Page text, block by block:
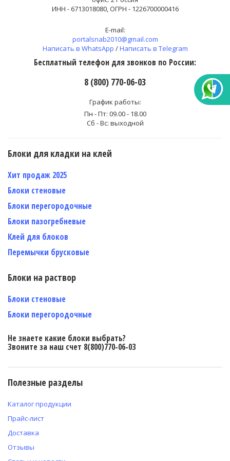
ИНН - 6713018080, ОГРН - 1226700000416
E-mail:
portalsnab2010@gmail.com
Написать в WhatsApp /Написать в Telegram
Бесплатный телефон для звонков по России:
8 (800) 770-06-03
График работы:
Пн - Пт: 09.00 - 18.00
Сб - Вс: выходной
Блоки для кладки на клей
Хит продаж 2025
Блоки стеновые
Блоки перегородочные
Блоки пазогребневые
Клей для блоков
Перемычки брусковые
Блоки на раствор
Блоки стеновые
Блоки перегородочные
Не знаете какие блоки выбрать?
Звоните за наш счет 8(800)770-06-03
Полезные разделы
Каталог продукции
Прайс-лист
Доставка
Отзывы